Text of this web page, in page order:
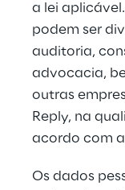
a lei
podem ser
auditoria,
advocacia,
outras
Reply, na
acordo com
Os dados